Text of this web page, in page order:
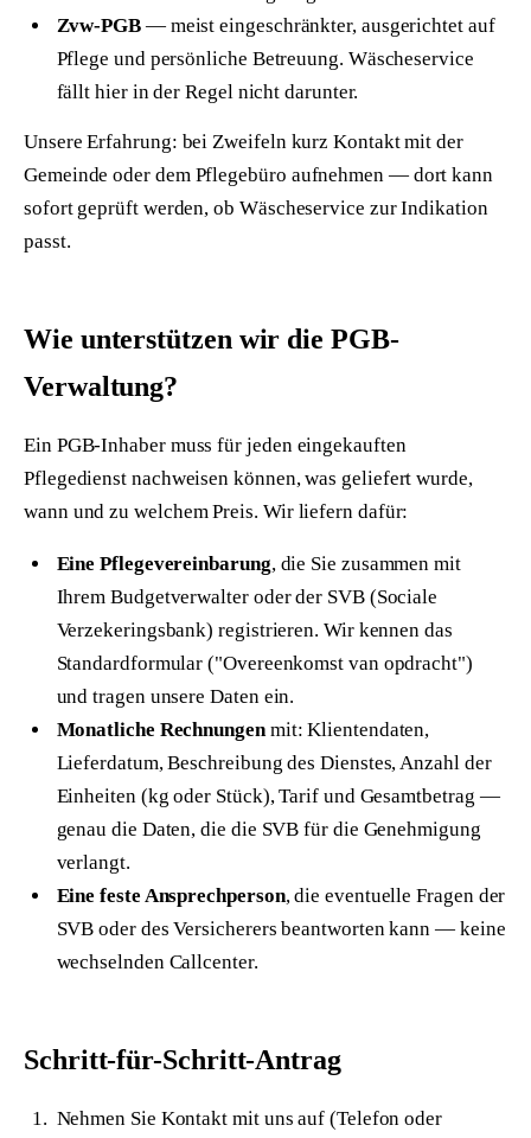
Zvw-PGB— meist eingeschränkter, ausgerichtet auf
Pflege und persönliche Betreuung. Wäscheservice
fällt hier in der Regel nicht darunter.
Unsere Erfahrung: bei Zweifeln kurz Kontakt mit der
Gemeinde oder dem Pflegebüro aufnehmen — dort kann
sofort geprüft werden, ob Wäscheservice zur Indikation
passt.
Wie unterstützen wir die PGB-
Verwaltung?
Ein PGB-Inhaber muss für jeden eingekauften
Pflegedienst nachweisen können, was geliefert wurde,
wann und zu welchem Preis. Wir liefern dafür:
Eine Pflegevereinbarung, die Sie zusammen mit
Ihrem Budgetverwalter oder der SVB (Sociale
Verzekeringsbank) registrieren. Wir kennen das
Standardformular ("Overeenkomst van opdracht")
und tragen unsere Daten ein.
Monatliche Rechnungenmit: Klientendaten,
Lieferdatum, Beschreibung des Dienstes, Anzahl der
Einheiten (kg oder Stück), Tarif und Gesamtbetrag —
genau die Daten, die die SVB für die Genehmigung
verlangt.
Eine feste Ansprechperson, die eventuelle Fragen der
SVB oder des Versicherers beantworten kann — keine
wechselnden Callcenter.
Schritt-für-Schritt-Antrag
Nehmen Sie Kontakt mit uns auf (Telefon oder